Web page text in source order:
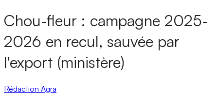
Chou-fleur : campagne 2025-
2026 en recul, sauvée par
l'export (ministère)
Rédaction Agra